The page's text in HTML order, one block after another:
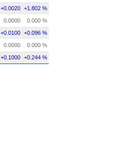
+0.0020 +1.802 %
0.0000 0.000 %
+0.0100 +0.096 %
0.0000 0.000 %
+0.1000 +0.244 %